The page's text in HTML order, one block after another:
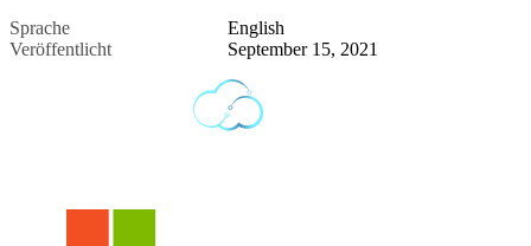
Sprache
English
Veröffentlicht
September 15, 2021